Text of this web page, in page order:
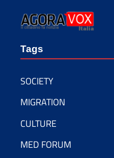
Tags
SOCIETY
MIGRATION
CULTURE
MED FORUM